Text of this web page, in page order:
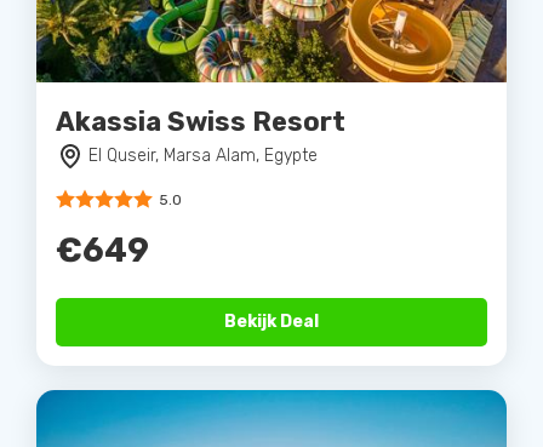
Akassia Swiss Resort
El Quseir, Marsa Alam, Egypte
5.0
€649
Bekijk Deal